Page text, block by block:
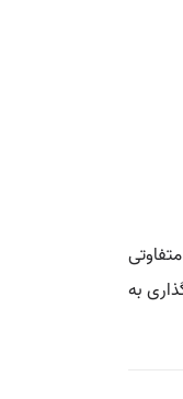
به